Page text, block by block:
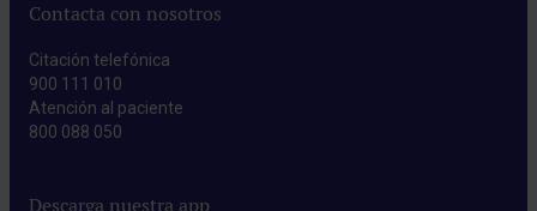
Contacta con nosotros
Citación telefónica
900 111 010
Atención al paciente
800 088 050